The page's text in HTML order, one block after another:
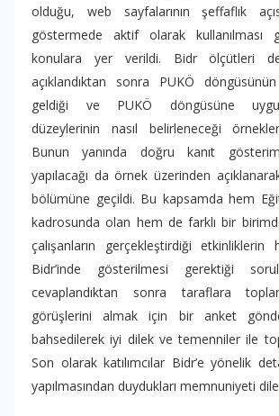
olduğu, web sayfalarının şeffaflık
göstermede aktif olarak kullanılması
konulara yer verildi. Bidr ölçütleri
açıklandıktan sonra PUKÖ
geldiği ve PUKÖ döngüsüne
düzeylerinin nasıl belirleneceği
Bunun yanında doğru kanıt
yapılacağı da örnek üzerinden
bölümüne geçildi. Bu kapsamda hem
kadrosunda olan hem de farklı bir
çalışanların gerçekleştirdiği etkinliklerin
Bidr’inde gösterilmesi gerektiği
cevaplandıktan sonra taraflara
görüşlerini almak için bir anket
bahsedilerek iyi dilek ve temenniler ile
Son olarak katılımcılar Bidr’e yönelik
yapılmasından duydukları memnuniyeti